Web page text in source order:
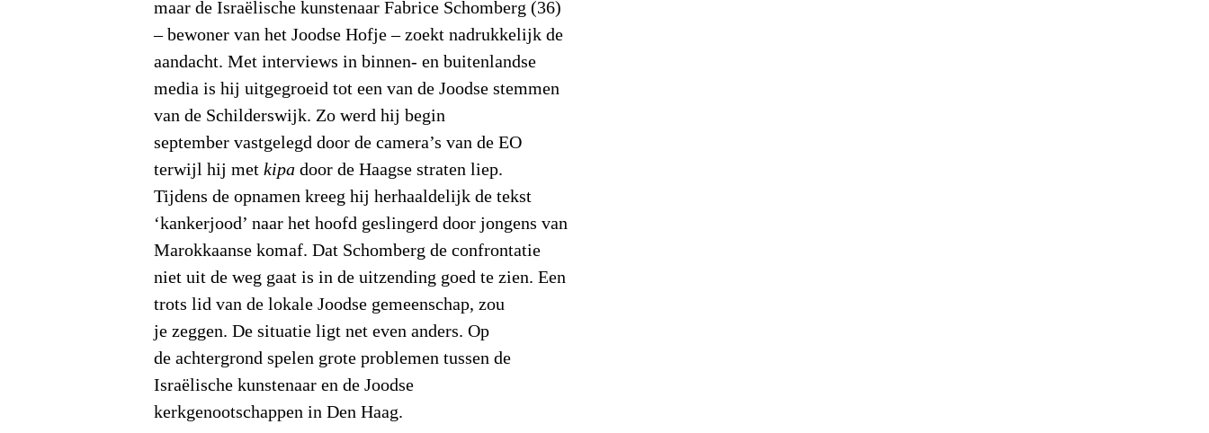
maar de Israëlische kunstenaar Fabrice Schomberg (36)
– bewoner van het Joodse Hofje – zoekt nadrukkelijk de
aandacht. Met interviews in binnen- en buitenlandse
media is hij uitgegroeid tot een van de Joodse stemmen
van de Schilderswijk. Zo werd hij begin
september vastgelegd door de camera’s van de EO
terwijl hij metkipadoor de Haagse straten liep.
Tijdens de opnamen kreeg hij herhaaldelijk de tekst
‘kankerjood’ naar het hoofd geslingerd door jongens van
Marokkaanse komaf. Dat Schomberg de confrontatie
niet uit de weg gaat is in de uitzending goed te zien. Een
trots lid van de lokale Joodse gemeenschap, zou
je zeggen. De situatie ligt net even anders. Op
de achtergrond spelen grote problemen tussen de
Israëlische kunstenaar en de Joodse
kerkgenootschappen in Den Haag.